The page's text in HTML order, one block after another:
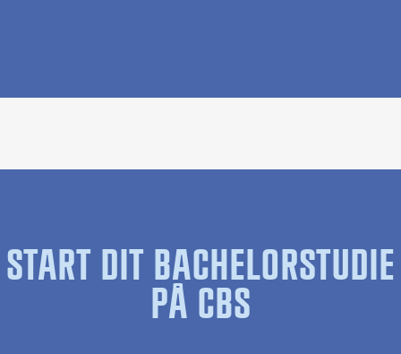
START DIT BACHELORSTUDIE
PÅ CBS